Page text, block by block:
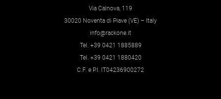
Via Calnova, 119
30020 Noventa di Piave (VE) – Italy
info@rackone.it
Tel. +39 0421 1885889
Tel. +39 0421 1880420
C.F. e P.I. IT04236900272